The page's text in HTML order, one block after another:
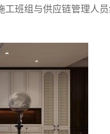
工班组与供应链管理人